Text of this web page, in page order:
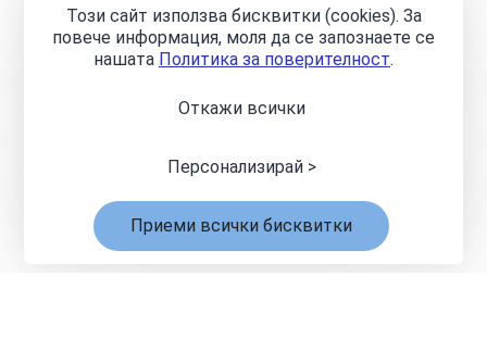
Лекарски столчета
© 2024—2026 „Джи Кей Инженеринг Груп“ ООД
Карта на сайта
Изработка на сайт върху Creativiso® Xpress™ (v1.50.22)
EUR = 1.95583 BGN
Този сайт използва бисквитки (cookies). За
повече информация, моля да се запознаете се
нашaтa Политика за поверителност.
Откажи всички
Персонализирай >
Приеми всички бисквитки